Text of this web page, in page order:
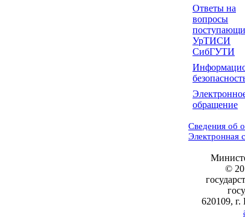
Ответы на
вопросы
УрТИСИ
СибГУТИ
обращение
Сведения об
Электронная
©
620109,